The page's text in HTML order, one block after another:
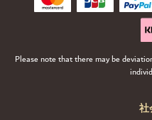
Please note that there may be